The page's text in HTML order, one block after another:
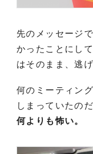
先のメッセージ
かったことにし
はそのまま、逃
何のミーティン
しまっていたの
何よりも怖い。